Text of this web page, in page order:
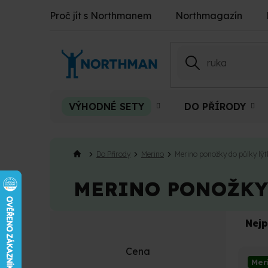
Proč jít s Northmanem Northmagazín
VÝHODNÉ SETY DO PŘÍRODY
Do Přírody Merino Merino ponožky do půlky
MERINO
Cena